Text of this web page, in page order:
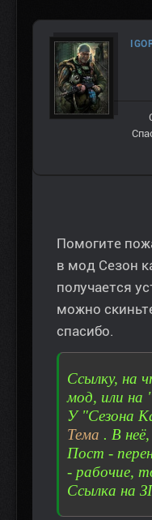
Помогите
в мод Сезон
получается
можно
спасибо.
Ссылку, на
мод, или на
У "Сезона
Тема . В
Пост -
- рабочие,
Ссылка на